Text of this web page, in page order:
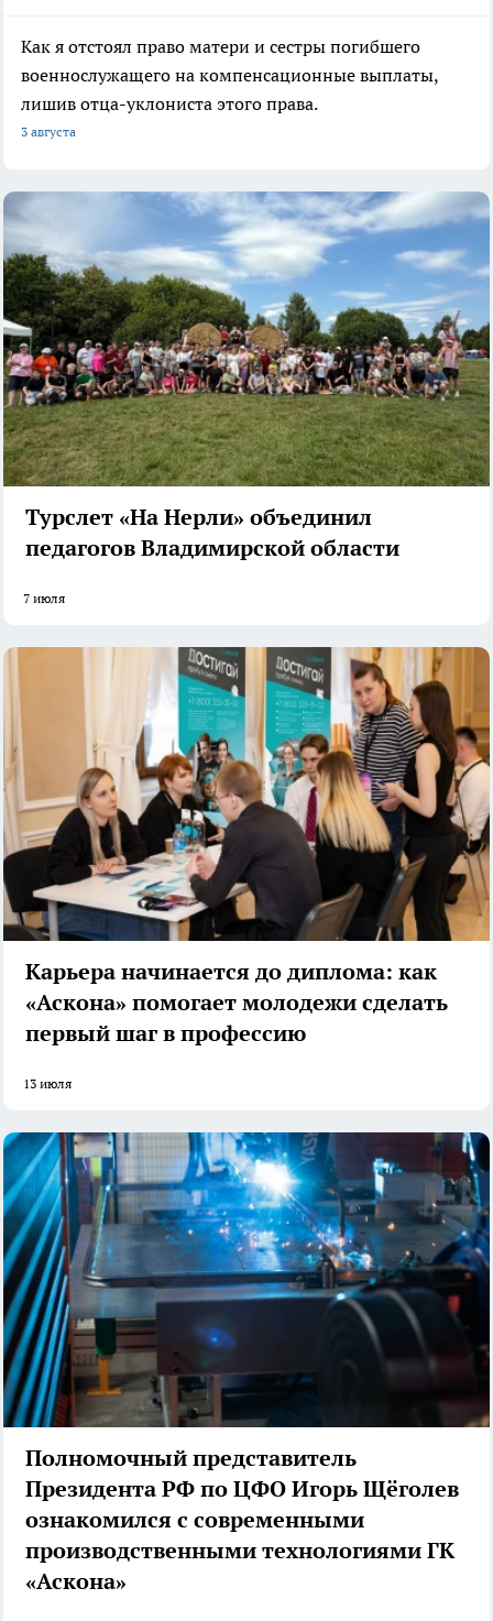
Как я отстоял право матери и сестры погибшего
военнослужащего на компенсационные выплаты,
лишив отца-уклониста этого права.
3 августа
Турслет «На Нерли» объединил
педагогов Владимирской области
7 июля
Карьера начинается до диплома: как
«Аскона» помогает молодежи сделать
первый шаг в профессию
13 июля
Полномочный представитель
Президента РФ по ЦФО Игорь Щёголев
ознакомился с современными
производственными технологиями ГК
«Аскона»